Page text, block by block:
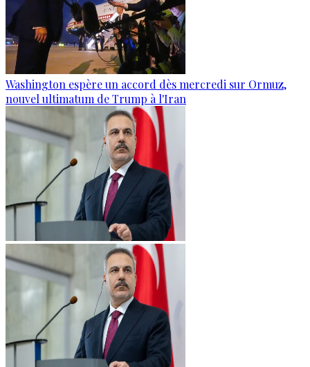
Washington espère un accord dès mercredi sur Ormuz,
nouvel ultimatum de Trump à l'Iran